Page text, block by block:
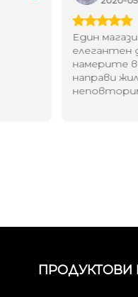
Един
елегантен
намерите
направи
ПРОДУКТОВИ